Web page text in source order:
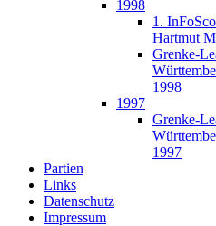
1998
1.
Hartmut
Grenke-
1998
1997
Grenke-
1997
Partien
Links
Datenschutz
Impressum